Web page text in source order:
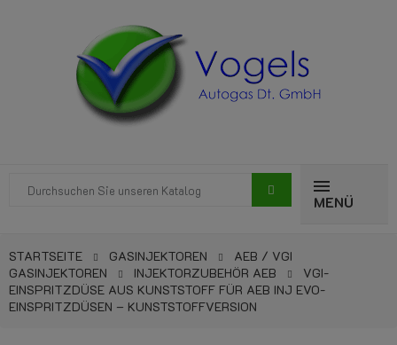
MENÜ
STARTSEITE GASINJEKTOREN
AEB / VGI
GASINJEKTOREN
INJEKTORZUBEHÖR AEB
VGI-
EINSPRITZDÜSE AUS KUNSTSTOFF FÜR AEB INJ EVO-
EINSPRITZDÜSEN – KUNSTSTOFFVERSION